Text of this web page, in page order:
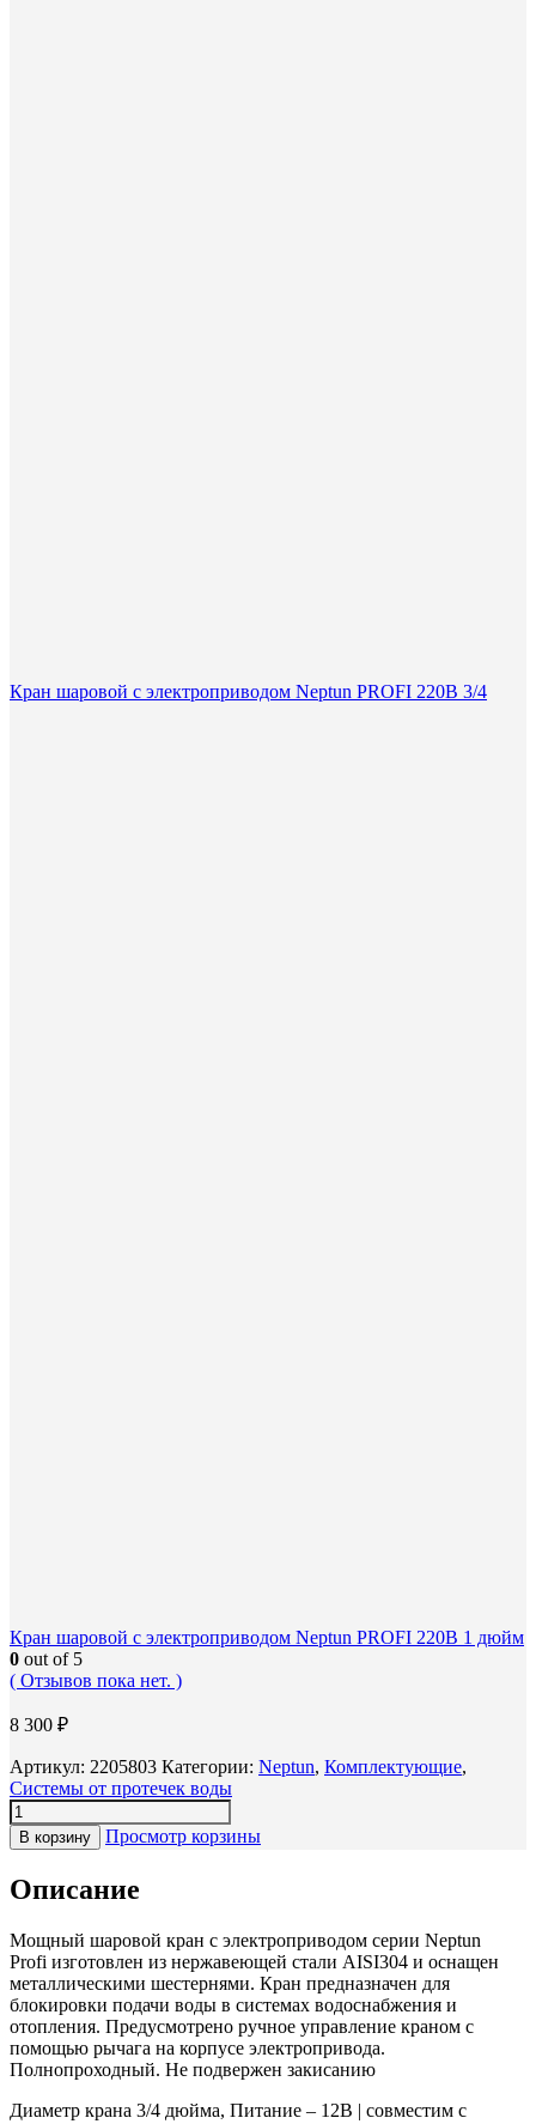
Кран шаровой с электроприводом Neptun PROFI 220В 3/4
Кран шаровой с электроприводом Neptun PROFI 220В 1 дюйм
0 out of 5
( Отзывов пока нет. )
8 300 ₽
Артикул: 2205803 Категории: Neptun, Комплектующие,
Системы от протечек воды
В корзину Просмотр корзины
Описание
Мощный шаровой кран с электроприводом серии Neptun
Profi изготовлен из нержавеющей стали AISI304 и оснащен
металлическими шестернями. Кран предназначен для
блокировки подачи воды в системах водоснабжения и
отопления. Предусмотрено ручное управление краном с
помощью рычага на корпусе электропривода.
Полнопроходный. Не подвержен закисанию
Диаметр крана 3/4 дюйма, Питание – 12В | cовместим с